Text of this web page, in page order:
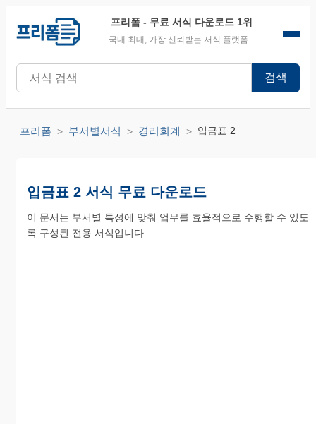
프리폼 - 무료 서식 다운로드 1위
국내 최대, 가장 신뢰받는 서식 플랫폼
검색
프리폼 부서별서식 경리회계 입금표 2
입금표 2 서식 무료 다운로드
이 문서는 부서별 특성에 맞춰 업무를 효율적으로 수행할 수 있도
록 구성된 전용 서식입니다.